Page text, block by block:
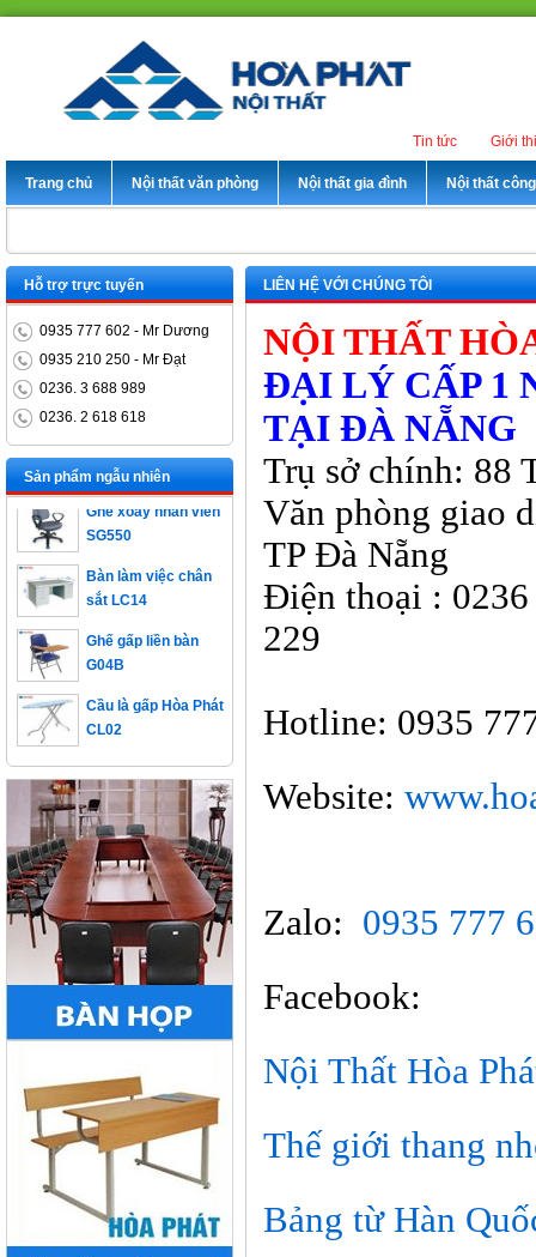
Giới
Tin tức
Trang chủ Nội thất văn phòng Nội thất gia đình Nội thất
LIÊN HỆ VỚI CHÚNG TÔI
NỘI THẤT
ĐẠI LÝ CẤP 1
TẠI ĐÀ NẴNG
Trụ sở chính: 88
Văn phòng giao
TP Đà Nẵng
Điện thoại :
229
Hotline: 0935
Website:
Zalo: 0935 777
Facebook:
Nội Thất Hòa
Thế giới thang
Bảng từ Hàn
Hỗ trợ trực tuyến
0935 777 602 - Mr Dương
0935 210 250 - Mr Đạt
0236. 3 688 989
0236. 2 618 618
Sản phẩm ngẫu nhiên
ET1400D
Ghế xoay nhân viên
SG550
sắt LC14
G04B
CL02